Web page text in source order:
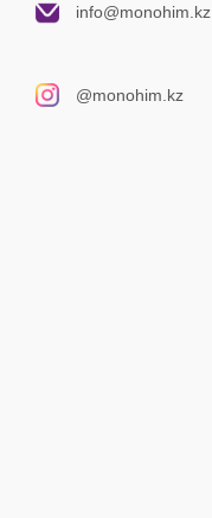
info@monohim.kz
@monohim.kz